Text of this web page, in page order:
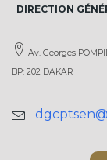
DIRECTION
Av. Georges
BP: 202 DAKAR